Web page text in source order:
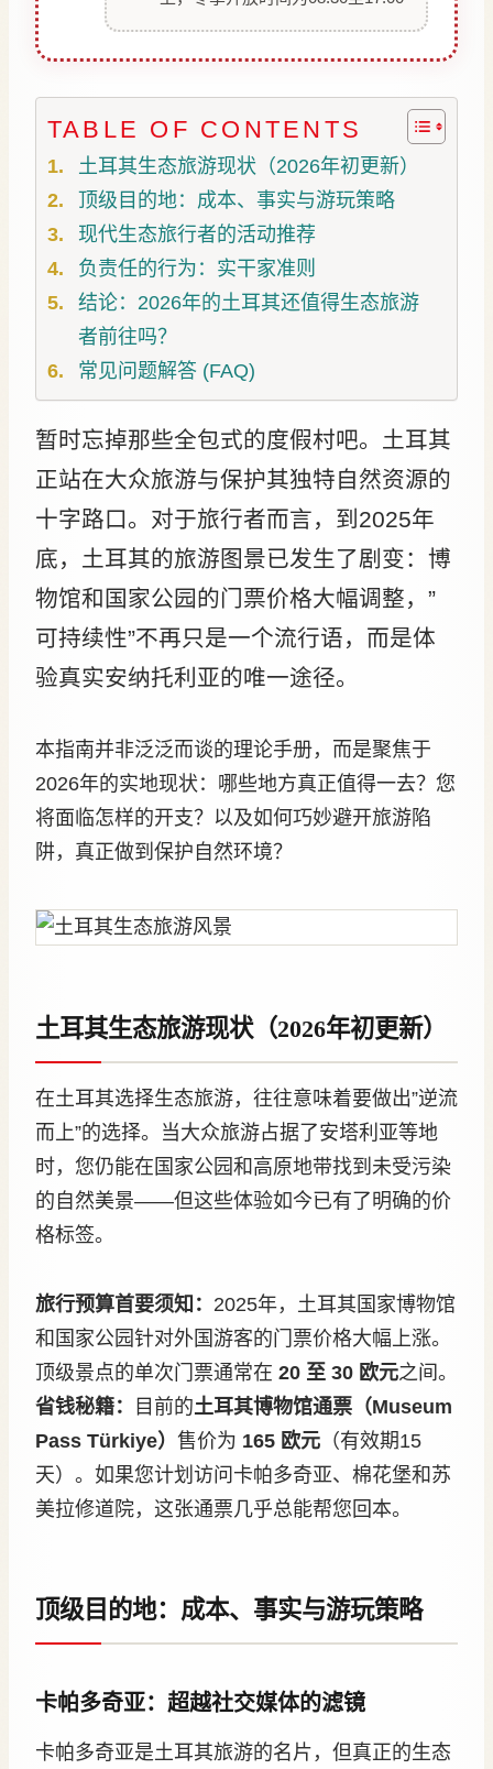
TABLE OF CONTENTS
土耳其生态旅游现状（2026年初更新）
顶级目的地：成本、事实与游玩策略
现代生态旅行者的活动推荐
负责任的行为：实干家准则
结论：2026年的土耳其还值得生态旅游
者前往吗？
常见问题解答 (FAQ)
暂时忘掉那些全包式的度假村吧。土耳其
正站在大众旅游与保护其独特自然资源的
十字路口。对于旅行者而言，到2025年
底，土耳其的旅游图景已发生了剧变：博
物馆和国家公园的门票价格大幅调整，”
可持续性”不再只是一个流行语，而是体
验真实安纳托利亚的唯一途径。
本指南并非泛泛而谈的理论手册，而是聚焦于
2026年的实地现状：哪些地方真正值得一去？您
将面临怎样的开支？以及如何巧妙避开旅游陷
阱，真正做到保护自然环境？
土耳其生态旅游现状（2026年初更新）
在土耳其选择生态旅游，往往意味着要做出”逆流
而上”的选择。当大众旅游占据了安塔利亚等地
时，您仍能在国家公园和高原地带找到未受污染
的自然美景——但这些体验如今已有了明确的价
格标签。
旅行预算首要须知： 2025年，土耳其国家博物馆
和国家公园针对外国游客的门票价格大幅上涨。
顶级景点的单次门票通常在 20 至 30 欧元之间。
省钱秘籍：
目前的土耳其博物馆通票（Museum
Pass Türkiye） 售价为 165 欧元 （有效期15
天）。如果您计划访问卡帕多奇亚、棉花堡和苏
美拉修道院，这张通票几乎总能帮您回本。
顶级目的地：成本、事实与游玩策略
卡帕多奇亚：超越社交媒体的滤镜
卡帕多奇亚是土耳其旅游的名片，但真正的生态